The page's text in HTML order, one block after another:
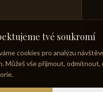
tvé soukromí
cookies pro analýzu
Můžeš vše přijmout,